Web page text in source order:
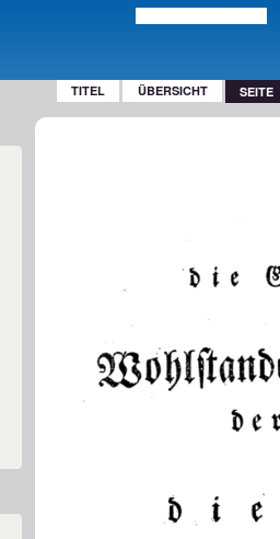
TITEL ÜBERSICHT SEITE